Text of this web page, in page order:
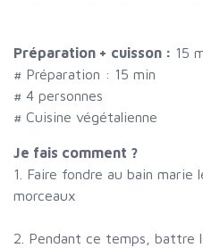
Préparation + cuisson : 15
# Préparation : 15 min
# 4 personnes
# Cuisine végétalienne
Je fais comment ?
1. Faire fondre au bain marie
morceaux
2. Pendant ce temps, battre